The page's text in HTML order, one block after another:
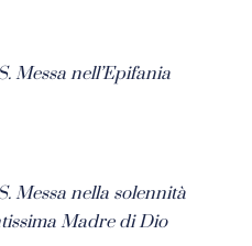
Messa nell’Epifania
Messa nella solennità
Madre di Dio